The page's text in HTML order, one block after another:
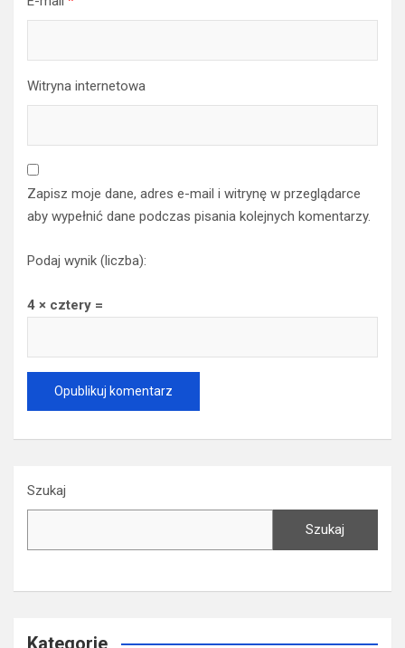
Witryna internetowa
Zapisz moje dane, adres e-mail i witrynę w przeglądarce
aby wypełnić dane podczas pisania kolejnych komentarzy.
Podaj wynik (liczba):
4 × cztery =
Szukaj
Szukaj
Kategorie